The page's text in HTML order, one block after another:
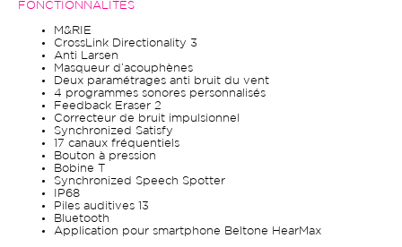
FONCTIONNALITÉS
M&RIE
CrossLink Directionality 3
Anti Larsen
Masqueur d’acouphènes
Deux paramétrages anti bruit du vent
4 programmes sonores personnalisés
Feedback Eraser 2
Correcteur de bruit impulsionnel
Synchronized Satisfy
17 canaux fréquentiels
Bouton à pression
Bobine T
Synchronized Speech Spotter
IP68
Piles auditives 13
Bluetooth
Application pour smartphone Beltone HearMax